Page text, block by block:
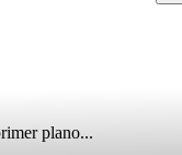
plano...